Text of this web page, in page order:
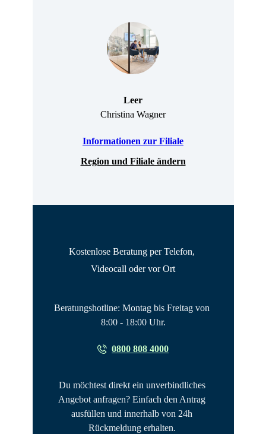
Leer
Christina Wagner
Informationen zur Filiale
Region und Filiale ändern
Kostenlose Beratung per Telefon,
Videocall oder vor Ort
Beratungshotline: Montag bis Freitag von
8:00 - 18:00 Uhr.
0800 808 4000
Du möchtest direkt ein unverbindliches
Angebot anfragen? Einfach den Antrag
ausfüllen und innerhalb von 24h
Rückmeldung erhalten.